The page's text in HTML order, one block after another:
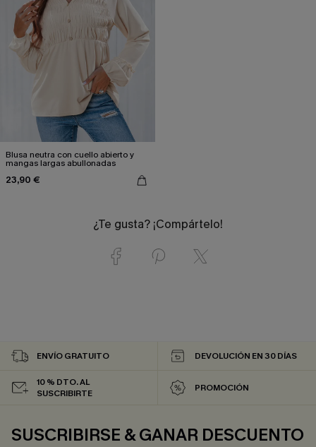
Blusa neutra con cuello abierto y
mangas largas abullonadas
23,90 €
¿Te gusta? ¡Compártelo!
ENVÍO GRATUITO DEVOLUCIÓN EN 30 DÍAS
10 % DTO. AL
SUSCRIBIRTE
PROMOCIÓN
SUSCRIBIRSE & GANAR DESCUENTO